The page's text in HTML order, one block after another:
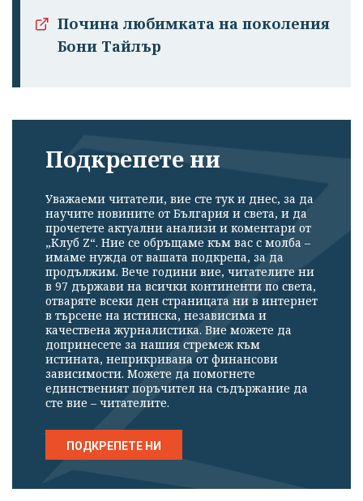
Почина любимката на поколения
Бони Тайлър
Подкрепете ни
Уважаеми читатели, вие сте тук и днес, за да
научите новините от България и света, и да
прочетете актуални анализи и коментари от
„Клуб Z“. Ние се обръщаме към вас с молба –
имаме нужда от вашата подкрепа, за да
продължим. Вече години вие, читателите ни
в 97 държави на всички континенти по света,
отваряте всеки ден страницата ни в интернет
в търсене на истинска, независима и
качествена журналистика. Вие можете да
допринесете за нашия стремеж към
истината, неприкривана от финансови
зависимости. Можете да помогнете
единственият поръчител на съдържание да
сте вие – читателите.
ПОДКРЕПЕТЕ НИ